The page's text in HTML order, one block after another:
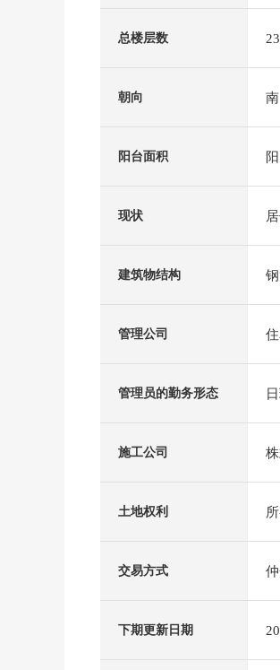
总楼层数
朝向 南
阳台面积
现状
建筑物结构
管理公司
管理员的勤务形态
施工公司
土地权利
交易方式
下期更新日期